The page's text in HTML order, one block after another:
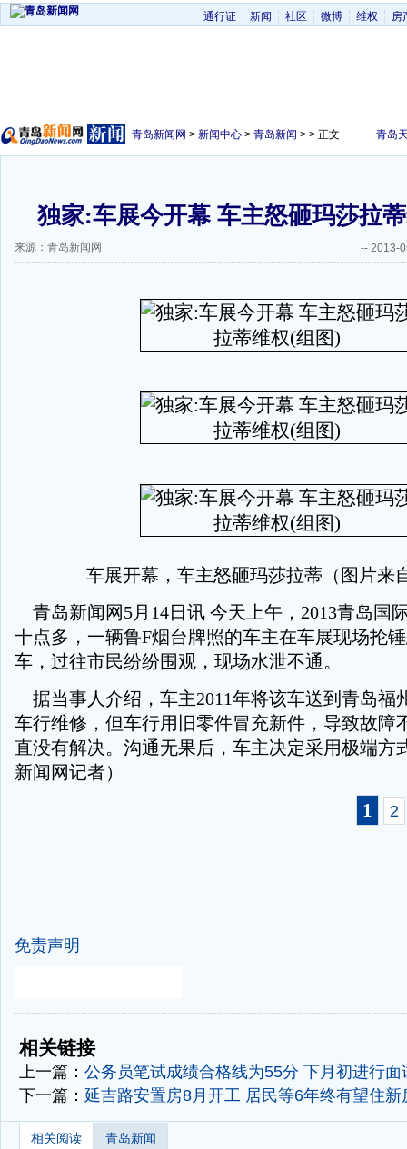
通行证 新闻 社区 微博 维权 房
青岛新闻网 > 新闻中心 > 青岛新闻 > > 正文 青岛
独家:车展今开幕 车主怒砸玛莎拉
来源：青岛新闻网 -- 2013-
车展开幕，车主怒砸玛莎拉蒂（图片来
青岛新闻网5月14日讯 今天上午，2013青岛国
十点多，一辆鲁F烟台牌照的车主在车展现场抡
车，过往市民纷纷围观，现场水泄不通。
据当事人介绍，车主2011年将该车送到青岛福
车行维修，但车行用旧零件冒充新件，导致故障
直没有解决。沟通无果后，车主决定采用极端方
新闻网记者）
1 2
免责声明
-
相关链接
上一篇： 公务员笔试成绩合格线为55分 下月初进行面
下一篇： 延吉路安置房8月开工 居民等6年终有望住新
相关阅读 青岛新闻